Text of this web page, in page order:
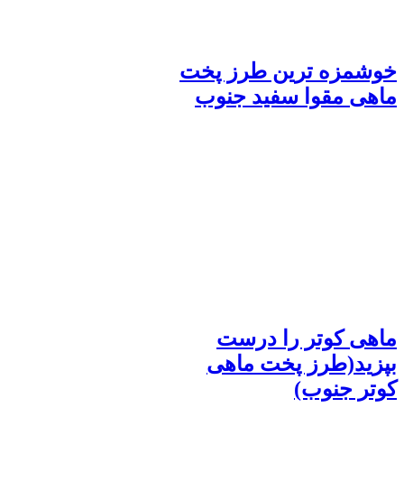
خوشمزه ترین طرز پخت
ماهی مقوا سفید جنوب
ماهی کوتر را درست
بپزید(طرز پخت ماهی
کوتر جنوب)